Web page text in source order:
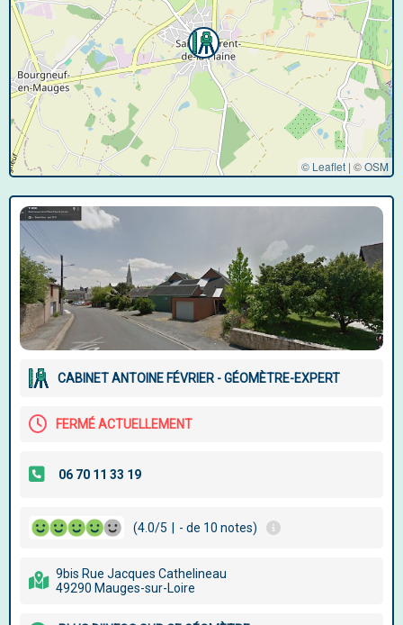
© Leaflet | ©OSM
CABINET ANTOINE FÉVRIER - GÉOMÈTRE-EXPERT
FERMÉ ACTUELLEMENT
(4.0/5 - de 10 notes)
9bis Rue Jacques Cathelineau
49290 Mauges-sur-Loire